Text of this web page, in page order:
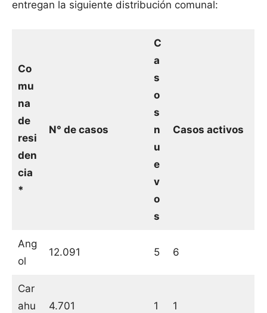
entregan la siguiente distribución comunal:
Co
mu
na
de
resi
den
cia
*
N° de casos
C
a
s
o
s
n
u
e
v
o
s
Casos activos
Ang
ol
12.091 5 6
Car
ahu
4.701 1 1